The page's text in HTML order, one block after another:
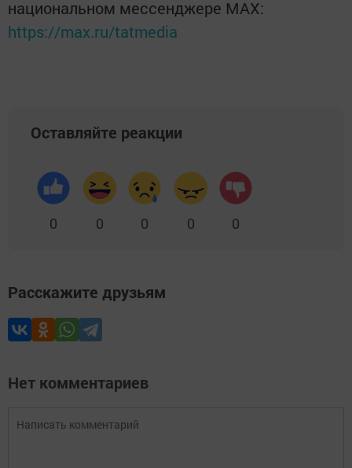
национальном мессенджере MАХ:
https://max.ru/tatmedia
Оставляйте реакции
0 0 0 0 0
Расскажите друзьям
Нет комментариев